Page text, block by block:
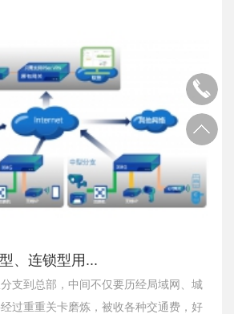
、连锁型用...
支到总部，中间不仅要历经局域网、城
过重重关卡磨炼，被收各种交通费，好